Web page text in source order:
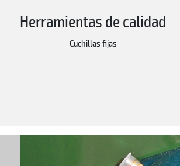
Herramientas de calidad
Cuchillas fijas